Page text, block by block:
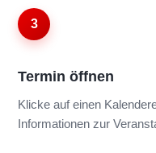
3
Termin öffnen
Klicke auf einen
Informationen zur